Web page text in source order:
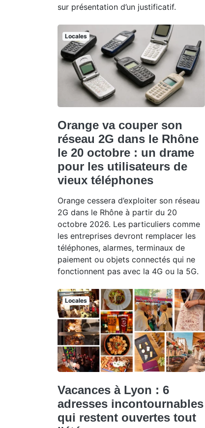
sur présentation d’un justificatif.
Locales
Orange va couper son
réseau 2G dans le Rhône
le 20 octobre : un drame
pour les utilisateurs de
vieux téléphones
Orange cessera d’exploiter son réseau
2G dans le Rhône à partir du 20
octobre 2026. Les particuliers comme
les entreprises devront remplacer les
téléphones, alarmes, terminaux de
paiement ou objets connectés qui ne
fonctionnent pas avec la 4G ou la 5G.
Locales
Vacances à Lyon : 6
adresses incontournables
qui restent ouvertes tout